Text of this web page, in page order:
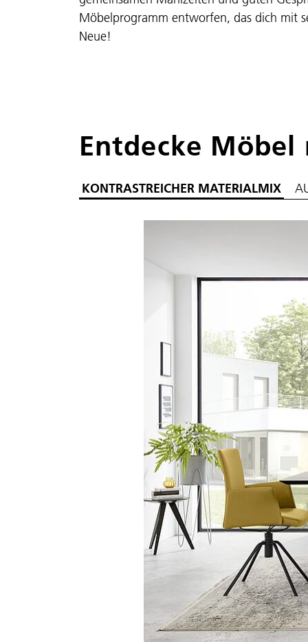
Möbelprogramm entworfen, das dich mit
Neue!
Entdecke
KONTRASTREICHER MATERIALMIX